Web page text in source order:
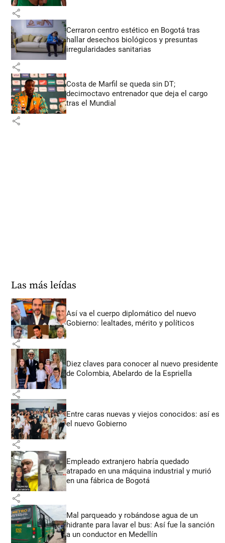
share
Cerraron centro estético en Bogotá tras
hallar desechos biológicos y presuntas
irregularidades sanitarias
share
Costa de Marfil se queda sin DT;
decimoctavo entrenador que deja el cargo
tras el Mundial
share
Las más leídas
Así va el cuerpo diplomático del nuevo
Gobierno: lealtades, mérito y políticos
share
Diez claves para conocer al nuevo presidente
de Colombia, Abelardo de la Espriella
share
Entre caras nuevas y viejos conocidos: así es
el nuevo Gobierno
share
Empleado extranjero habría quedado
atrapado en una máquina industrial y murió
en una fábrica de Bogotá
share
Mal parqueado y robándose agua de un
hidrante para lavar el bus: Así fue la sanción
a un conductor en Medellín